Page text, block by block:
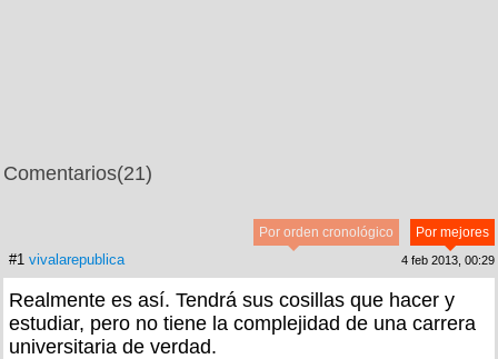
Comentarios(21)
Por mejores
Por orden cronológico
#1 vivalarepublica 4 feb 2013, 00:29
Realmente es así. Tendrá sus cosillas que hacer y
estudiar, pero no tiene la complejidad de una carrera
universitaria de verdad.